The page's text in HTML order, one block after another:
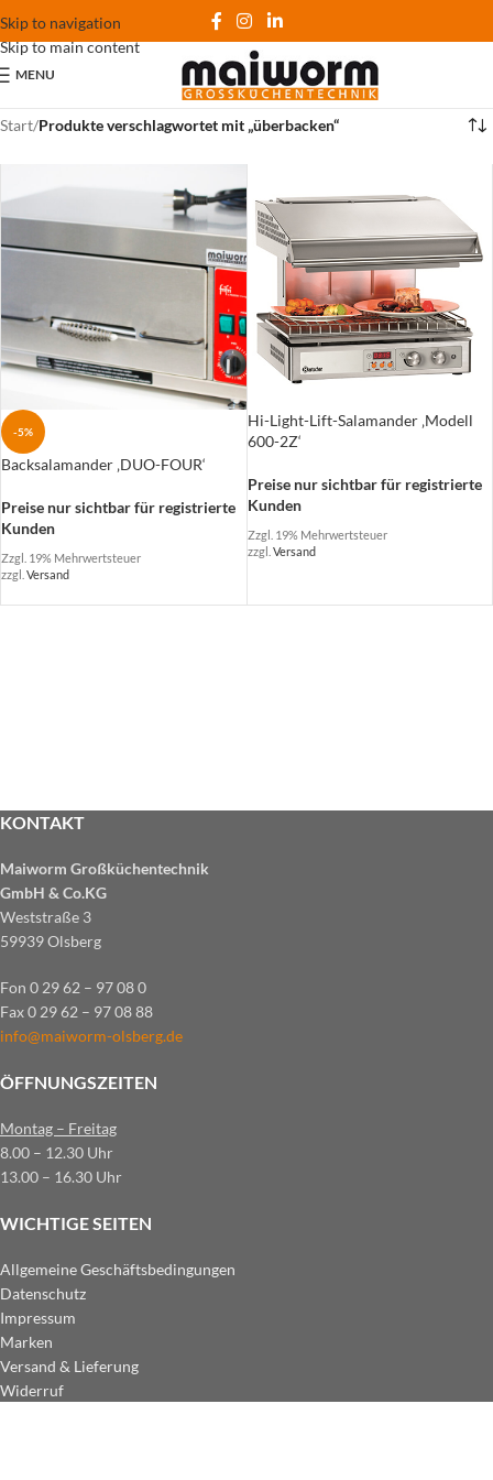
Skip to navigation
Skip to main content
MENU
Start/Produkte verschlagwortet mit „überbacken“
-5%
Backsalamander ‚DUO-FOUR‘
Preise nur sichtbar für registrierte
Kunden
Zzgl. 19% Mehrwertsteuer
zzgl. Versand
Hi-Light-Lift-Salamander ‚Modell
600-2Z‘
Preise nur sichtbar für registrierte
Kunden
Zzgl. 19% Mehrwertsteuer
zzgl. Versand
KONTAKT
Maiworm Großküchentechnik
GmbH & Co.KG
Weststraße 3
59939 Olsberg
Fon 0 29 62 – 97 08 0
Fax 0 29 62 – 97 08 88
info@maiworm-olsberg.de
ÖFFNUNGSZEITEN
Montag – Freitag
8.00 – 12.30 Uhr
13.00 – 16.30 Uhr
WICHTIGE SEITEN
Allgemeine Geschäftsbedingungen
Datenschutz
Impressum
Marken
Versand & Lieferung
Widerruf